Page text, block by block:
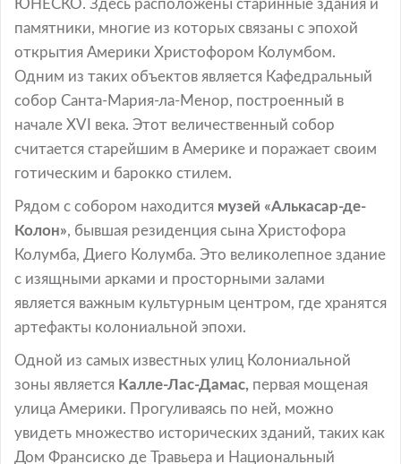
ЮНЕСКО. Здесь расположены старинные здания и
памятники, многие из которых связаны с эпохой
открытия Америки Христофором Колумбом.
Одним из таких объектов является Кафедральный
собор Санта-Мария-ла-Менор, построенный в
начале XVI века. Этот величественный собор
считается старейшим в Америке и поражает своим
готическим и барокко стилем.
Рядом с собором находится музей «Алькасар-де-
Колон», бывшая резиденция сына Христофора
Колумба, Диего Колумба. Это великолепное здание
с изящными арками и просторными залами
является важным культурным центром, где хранятся
артефакты колониальной эпохи.
Одной из самых известных улиц Колониальной
зоны является Калле-Лас-Дамас, первая мощеная
улица Америки. Прогуливаясь по ней, можно
увидеть множество исторических зданий, таких как
Дом Франсиско де Травьера и Национальный